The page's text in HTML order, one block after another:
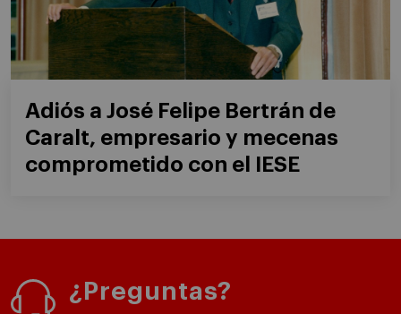
Adiós a José Felipe Bertrán de
Caralt, empresario y mecenas
comprometido con el IESE
¿Preguntas?